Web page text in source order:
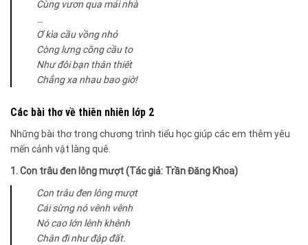
Cùng vươn qua mái nhà
…
Ơ kìa cầu vồng nhỏ
Còng lưng cõng cầu to
Như đôi bạn thân thiết
Chẳng xa nhau bao giờ!
Các bài thơ về thiên nhiên lớp 2
Những bài thơ trong chương trình tiểu học giúp các em thêm yêu
mến cảnh vật làng quê.
1. Con trâu đen lông mượt (Tác giả: Trần Đăng Khoa)
Con trâu đen lông mượt
Cái sừng nó vênh vênh
Nó cao lớn lênh khênh
Chân đi như đập đất.